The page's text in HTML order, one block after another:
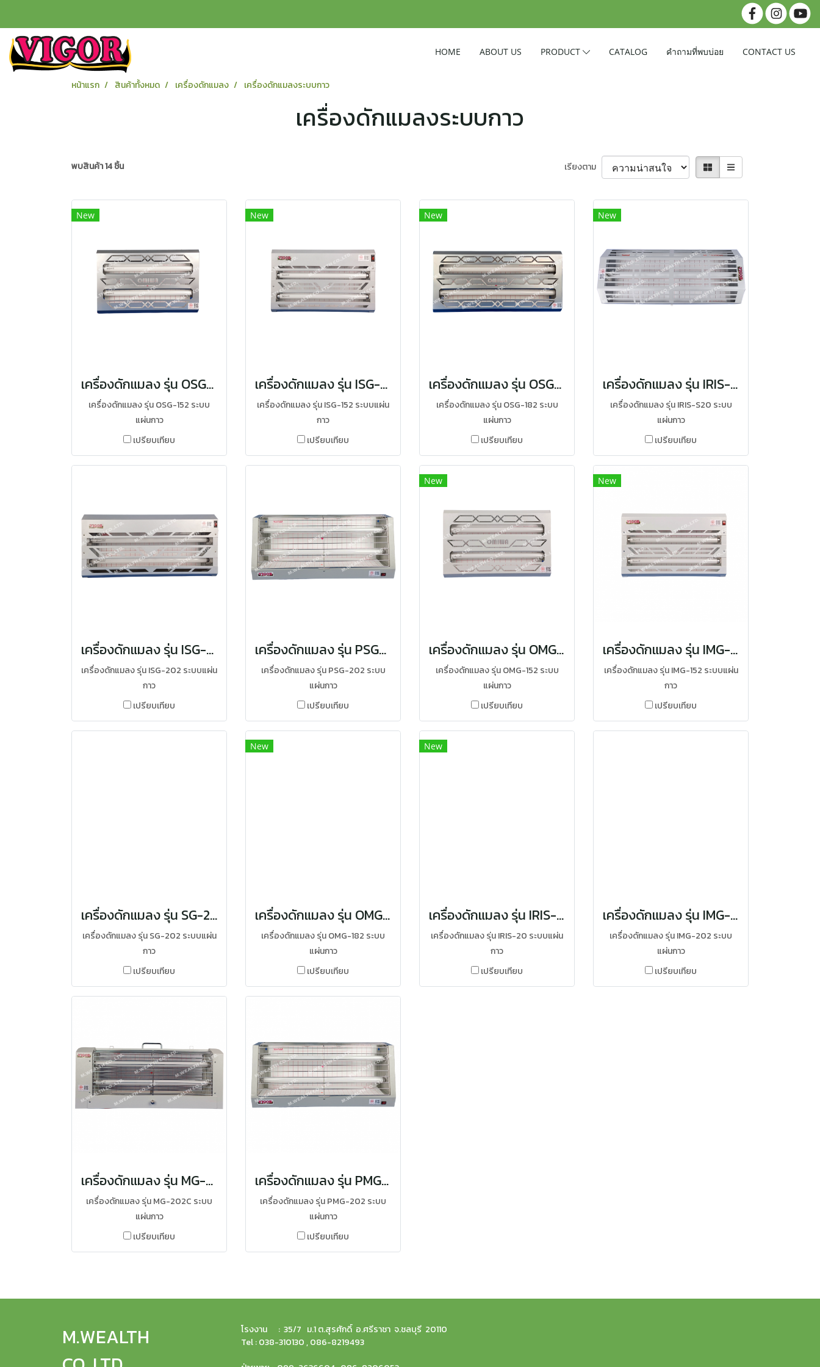
HOME ABOUT US PRODUCT CATALOG คำถามที่พบบ่อย CONTACT US
หน้าแรก สินค้าทั้งหมด เครื่องดักแมลง เครื่องดักแมลงระบบกาว
เครื่องดักแมลงระบบกาว
พบสินค้า 14 ชิ้น เรียงตาม
New
เครื่องดักแมลง รุ่น OSG-152
เครื่องดักแมลง รุ่น OSG-152 ระบบ
แผ่นกาว
เปรียบเทียบ
New
เครื่องดักแมลง รุ่น ISG-152
เครื่องดักแมลง รุ่น ISG-152 ระบบแผ่น
กาว
เปรียบเทียบ
New
เครื่องดักแมลง รุ่น OSG-182
เครื่องดักแมลง รุ่น OSG-182 ระบบ
แผ่นกาว
เปรียบเทียบ
New
เครื่องดักแมลง รุ่น IRIS-S20
เครื่องดักแมลง รุ่น IRIS-S20 ระบบ
แผ่นกาว
เปรียบเทียบ
เครื่องดักแมลง รุ่น ISG-202
เครื่องดักแมลง รุ่น ISG-202 ระบบแผ่น
กาว
เปรียบเทียบ
เครื่องดักแมลง รุ่น PSG-202
เครื่องดักแมลง รุ่น PSG-202 ระบบ
แผ่นกาว
เปรียบเทียบ
New
เครื่องดักแมลง รุ่น OMG-152
เครื่องดักแมลง รุ่น OMG-152 ระบบ
แผ่นกาว
เปรียบเทียบ
New
เครื่องดักแมลง รุ่น IMG-152
เครื่องดักแมลง รุ่น IMG-152 ระบบแผ่น
กาว
เปรียบเทียบ
เครื่องดักแมลง รุ่น SG-202
เครื่องดักแมลง รุ่น SG-202 ระบบแผ่น
กาว
เปรียบเทียบ
New
เครื่องดักแมลง รุ่น OMG-182
เครื่องดักแมลง รุ่น OMG-182 ระบบ
แผ่นกาว
เปรียบเทียบ
New
เครื่องดักแมลง รุ่น IRIS-20
เครื่องดักแมลง รุ่น IRIS-20 ระบบแผ่น
กาว
เปรียบเทียบ
เครื่องดักแมลง รุ่น IMG-202
เครื่องดักแมลง รุ่น IMG-202 ระบบ
แผ่นกาว
เปรียบเทียบ
เครื่องดักแมลง รุ่น MG-202C
เครื่องดักแมลง รุ่น MG-202C ระบบ
แผ่นกาว
เปรียบเทียบ
เครื่องดักแมลง รุ่น PMG-202
เครื่องดักแมลง รุ่น PMG-202 ระบบ
แผ่นกาว
เปรียบเทียบ
M.WEALTH
โรงงาน : 35/7 ม.1 ต.สุรศักดิ์ อ.ศรีราชา จ.ชลบุรี 20110
Tel : 038-310130 , 086-8219493